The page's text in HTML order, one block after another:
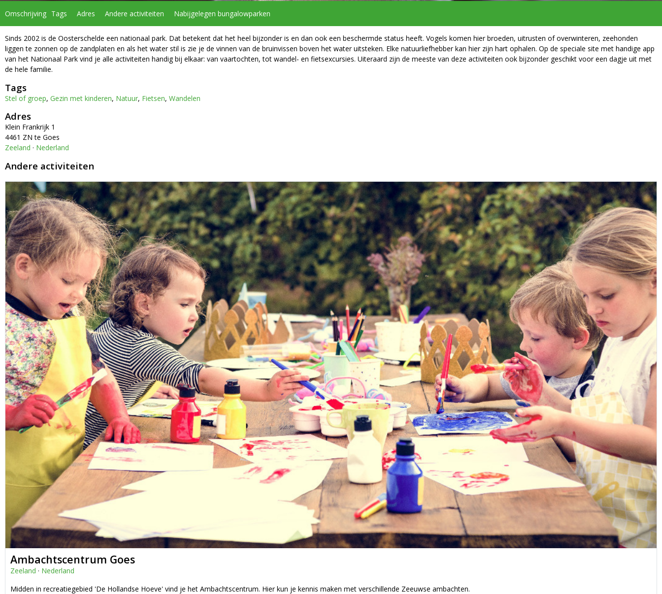
Omschrijving Tags Adres Andere activiteiten Nabijgelegen bungalowparken
Sinds 2002 is de Oosterschelde een nationaal park. Dat betekent dat het heel bijzonder is en dan ook een beschermde status heeft. Vogels komen hier broeden, uitrusten of overwinteren, zeehonden
liggen te zonnen op de zandplaten en als het water stil is zie je de vinnen van de bruinvissen boven het water uitsteken. Elke natuurliefhebber kan hier zijn hart ophalen. Op de speciale site met handige app
van het Nationaal Park vind je alle activiteiten handig bij elkaar: van vaartochten, tot wandel- en fietsexcursies. Uiteraard zijn de meeste van deze activiteiten ook bijzonder geschikt voor een dagje uit met
de hele familie.
Tags
Stel of groep, Gezin met kinderen, Natuur, Fietsen, Wandelen
Adres
Klein Frankrijk 1
4461 ZN te Goes
Zeeland · Nederland
Andere activiteiten
Ambachtscentrum Goes
Zeeland · Nederland
Midden in recreatiegebied 'De Hollandse Hoeve' vind je het Ambachtscentrum. Hier kun je kennis maken met verschillende Zeeuwse ambachten.